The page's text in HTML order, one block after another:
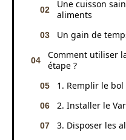
Une cuisson
aliments
Un gain de
Comment utiliser
étape ?
1. Remplir le bol
2. Installer le
3. Disposer les